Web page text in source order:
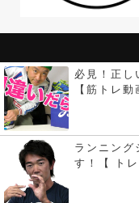
必見！正し
【筋トレ動
ランニング
す！【 ト